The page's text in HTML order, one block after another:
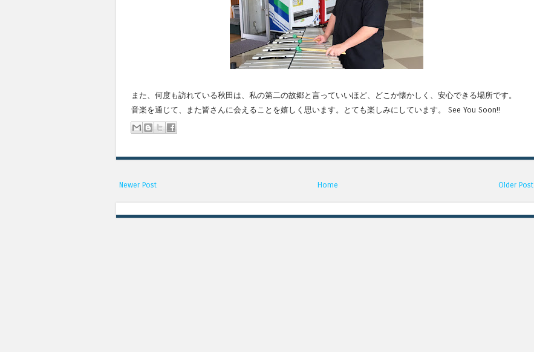
また、何度も訪れている秋田は、私の第二の故郷と言っていいほど、どこか懐かしく、安心できる場所です。
音楽を通じて、また皆さんに会えることを嬉しく思います。とても楽しみにしています。 See You Soon!!
Newer Post Older Post
Home